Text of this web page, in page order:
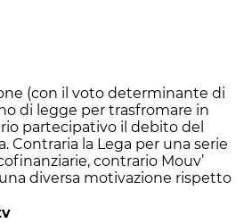
(con il voto determinante di
di legge per trasfromare in
partecipativo il debito del
Contraria la Lega per una serie
contrario Mouv’
diversa motivazione rispetto